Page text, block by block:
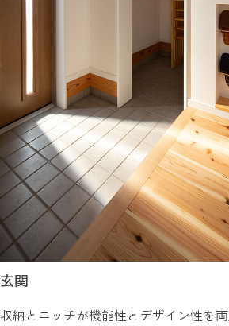
玄関
収納とニッチが機能性とデザイン性を